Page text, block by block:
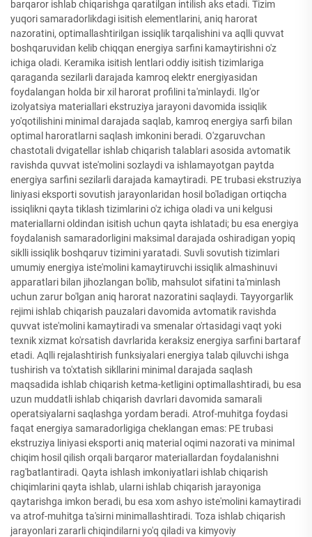
barqaror ishlab chiqarishga qaratilgan intilish aks etadi. Tizim
yuqori samaradorlikdagi isitish elementlarini, aniq harorat
nazoratini, optimallashtirilgan issiqlik tarqalishini va aqlli quvvat
boshqaruvidan kelib chiqqan energiya sarfini kamaytirishni o'z
ichiga oladi. Keramika isitish lentlari oddiy isitish tizimlariga
qaraganda sezilarli darajada kamroq elektr energiyasidan
foydalangan holda bir xil harorat profilini ta'minlaydi. Ilg'or
izolyatsiya materiallari ekstruziya jarayoni davomida issiqlik
yo'qotilishini minimal darajada saqlab, kamroq energiya sarfi bilan
optimal haroratlarni saqlash imkonini beradi. O'zgaruvchan
chastotali dvigatellar ishlab chiqarish talablari asosida avtomatik
ravishda quvvat iste'molini sozlaydi va ishlamayotgan paytda
energiya sarfini sezilarli darajada kamaytiradi. PE trubasi ekstruziya
liniyasi eksporti sovutish jarayonlaridan hosil bo'ladigan ortiqcha
issiqlikni qayta tiklash tizimlarini o'z ichiga oladi va uni kelgusi
materiallarni oldindan isitish uchun qayta ishlatadi; bu esa energiya
foydalanish samaradorligini maksimal darajada oshiradigan yopiq
siklli issiqlik boshqaruv tizimini yaratadi. Suvli sovutish tizimlari
umumiy energiya iste'molini kamaytiruvchi issiqlik almashinuvi
apparatlari bilan jihozlangan bo'lib, mahsulot sifatini ta'minlash
uchun zarur bo'lgan aniq harorat nazoratini saqlaydi. Tayyorgarlik
rejimi ishlab chiqarish pauzalari davomida avtomatik ravishda
quvvat iste'molini kamaytiradi va smenalar o'rtasidagi vaqt yoki
texnik xizmat ko'rsatish davrlarida keraksiz energiya sarfini bartaraf
etadi. Aqlli rejalashtirish funksiyalari energiya talab qiluvchi ishga
tushirish va to'xtatish sikllarini minimal darajada saqlash
maqsadida ishlab chiqarish ketma-ketligini optimallashtiradi, bu esa
uzun muddatli ishlab chiqarish davrlari davomida samarali
operatsiyalarni saqlashga yordam beradi. Atrof-muhitga foydasi
faqat energiya samaradorligiga cheklangan emas: PE trubasi
ekstruziya liniyasi eksporti aniq material oqimi nazorati va minimal
chiqim hosil qilish orqali barqaror materiallardan foydalanishni
rag'batlantiradi. Qayta ishlash imkoniyatlari ishlab chiqarish
chiqimlarini qayta ishlab, ularni ishlab chiqarish jarayoniga
qaytarishga imkon beradi, bu esa xom ashyo iste'molini kamaytiradi
va atrof-muhitga ta'sirni minimallashtiradi. Toza ishlab chiqarish
jarayonlari zararli chiqindilarni yo'q qiladi va kimyoviy